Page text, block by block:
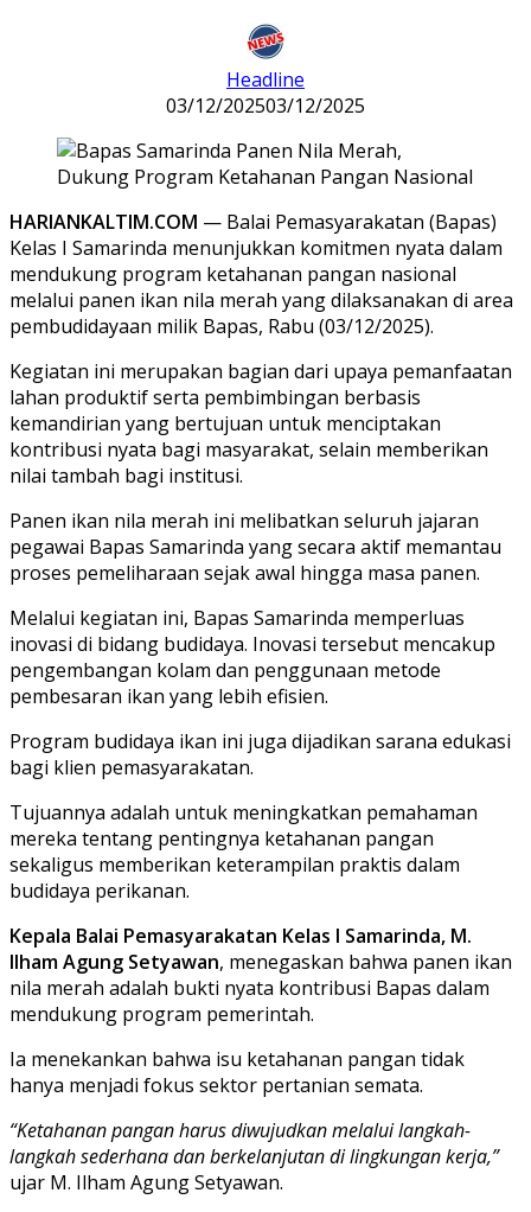
Headline
03/12/202503/12/2025
HARIANKALTIM.COM — Balai Pemasyarakatan (Bapas)
Kelas I Samarinda menunjukkan komitmen nyata dalam
mendukung program ketahanan pangan nasional
melalui panen ikan nila merah yang dilaksanakan di area
pembudidayaan milik Bapas, Rabu (03/12/2025).
Kegiatan ini merupakan bagian dari upaya pemanfaatan
lahan produktif serta pembimbingan berbasis
kemandirian yang bertujuan untuk menciptakan
kontribusi nyata bagi masyarakat, selain memberikan
nilai tambah bagi institusi.
Panen ikan nila merah ini melibatkan seluruh jajaran
pegawai Bapas Samarinda yang secara aktif memantau
proses pemeliharaan sejak awal hingga masa panen.
Melalui kegiatan ini, Bapas Samarinda memperluas
inovasi di bidang budidaya. Inovasi tersebut mencakup
pengembangan kolam dan penggunaan metode
pembesaran ikan yang lebih efisien.
Program budidaya ikan ini juga dijadikan sarana edukasi
bagi klien pemasyarakatan.
Tujuannya adalah untuk meningkatkan pemahaman
mereka tentang pentingnya ketahanan pangan
sekaligus memberikan keterampilan praktis dalam
budidaya perikanan.
Kepala Balai Pemasyarakatan Kelas I Samarinda, M.
Ilham Agung Setyawan, menegaskan bahwa panen ikan
nila merah adalah bukti nyata kontribusi Bapas dalam
mendukung program pemerintah.
Ia menekankan bahwa isu ketahanan pangan tidak
hanya menjadi fokus sektor pertanian semata.
“Ketahanan pangan harus diwujudkan melalui langkah-
langkah sederhana dan berkelanjutan di lingkungan kerja,”
ujar M. Ilham Agung Setyawan.